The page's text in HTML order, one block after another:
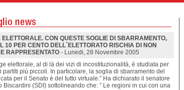
ELETTORALE. CON QUESTE SOGLIE DI SBARRAMENTO,
10 PER CENTO DELL´ELETTORATO RISCHIA DI NON
RAPPRESENTATO - Lunedi, 28 Novembre 2005
elettorale, al di là dei vizi di incostituzionalità, è studiata per
partiti più piccoli. In particolare, la soglia di sbarramento del
per il Senato è del tutto virtuale.” Ha dichiarato il senatore
Biscardini (SDI) sottolineando che: ” Le regioni in cui con una